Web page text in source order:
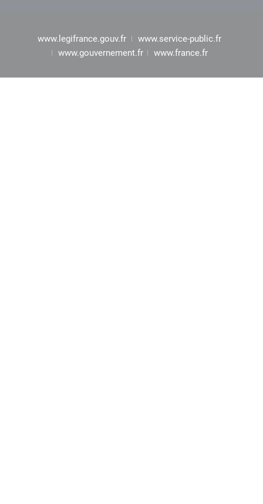
www.legifrance.gouv.fr
www.service-public.fr
www.gouvernement.fr
www.france.fr